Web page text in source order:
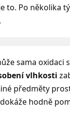
to. Po několika
sama oxidaci
vlhkosti
předměty
hodně